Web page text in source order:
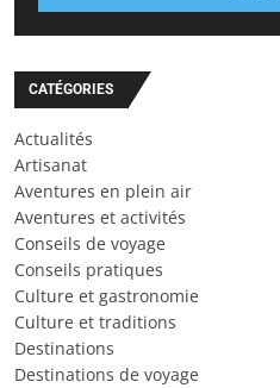
CATÉGORIES
Actualités
Artisanat
Aventures en plein air
Aventures et activités
Conseils de voyage
Conseils pratiques
Culture et gastronomie
Culture et traditions
Destinations
Destinations de voyage